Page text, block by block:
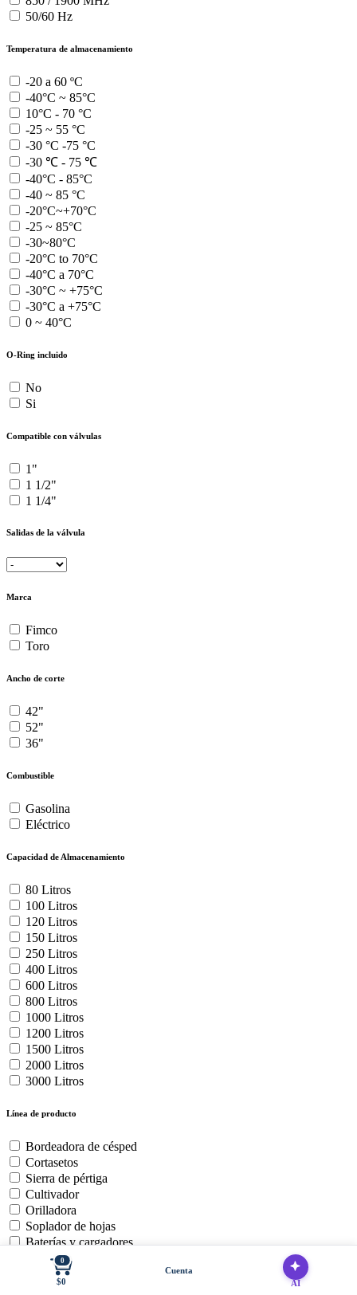
50/60 Hz
Temperatura de almacenamiento
-20 a 60 ºC
-40°C ~ 85°C
10°C - 70 °C
-25 ~ 55 °C
-30 °C -75 °C
-30 ℃ - 75 ℃
-40°C - 85°C
-40 ~ 85 °C
-20°C~+70°C
-25 ~ 85°C
-30~80°C
-20°C to 70°C
-40°C a 70°C
-30°C ~ +75°C
-30°C a +75°C
0 ~ 40°C
O-Ring incluido
No
Si
Compatible con válvulas
1"
1 1/2"
1 1/4"
Salidas de la válvula
Marca
Fimco
Toro
Ancho de corte
42"
52"
36"
Combustible
Gasolina
Eléctrico
Capacidad de Almacenamiento
80 Litros
100 Litros
120 Litros
150 Litros
250 Litros
400 Litros
600 Litros
800 Litros
1000 Litros
1200 Litros
1500 Litros
2000 Litros
3000 Litros
Línea de producto
Bordeadora de césped
Cortasetos
Sierra de pértiga
Cultivador
Orilladora
Soplador de hojas
Baterías y cargadores
Cortadora de Cesped Zero
Motosierra
0
$0
Cuenta
AI